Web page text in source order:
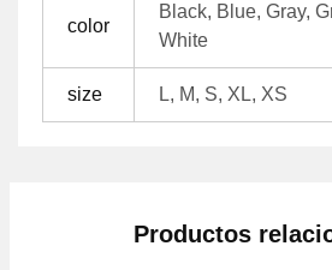
color
Black, Blue, Gray,
White
size L, M, S, XL, XS
Productos